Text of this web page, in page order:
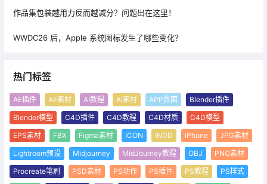
作品集包装越用力反而越减分？问题出在这里！
WWDC26 后，Apple 系统图标发生了哪些变化？
热门标签
AE插件 AE素材 AI教程 AI素材 APP界面
Blender插件
Blender模型
C4D插件 C4D教程 C4D材质
C4D模型
EPS素材
FBX Figma素材 ICON INDD iPhone
JPG素材
Lightroom预设
Midjourney MidJourney教程 OBJ
PNG素材
Procreate笔刷
PSD素材 PS动作 PS插件 PS教程
PS样式